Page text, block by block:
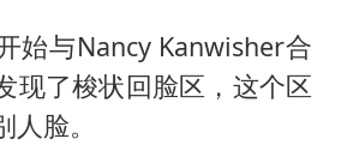
始与Nancy Kanwisher合
现了梭状回脸区，这个区
脸。